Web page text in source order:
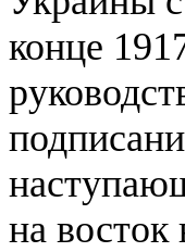
конце
на